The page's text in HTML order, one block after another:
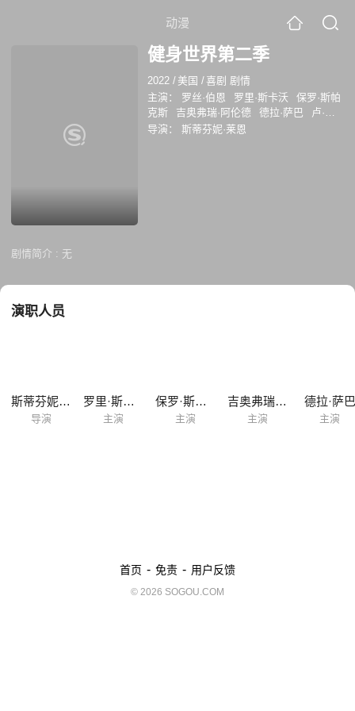
动漫
健身世界第二季
2022 / 美国 /喜剧 剧情
主演：
罗丝·伯恩 罗里·斯卡沃
保罗·斯帕
克斯
吉奥弗瑞·阿伦德 德拉·萨巴
卢·泰
勒·普奇
迪尔德雷·弗里尔
导演： 斯蒂芬妮·莱恩
剧情简介 : 无
演职人员
斯蒂芬妮·莱恩
导演
罗里·斯卡沃
主演
保罗·斯帕克斯
主演
吉奥弗瑞·阿伦德
主演
德拉·萨巴
主演
首页 - 免责 - 用户反馈
© 2026 SOGOU.COM